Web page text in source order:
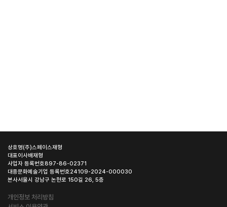
상호명(주)스페이스재형
대표이사배재형
사업자 등록번호897-86-02371
대중문화예술기업 등록번호24109-2024-000030
본사서울시 강남구 논현로 150길 26, 5층
개인정보 처리방침